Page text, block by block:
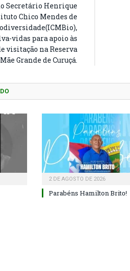
Secretário Henrique
Chico Mendes de
vidas para apoio às
visitação na Reserva
Grande de Curuçá.
2 DE AGOSTO DE 2026
Parabéns Hamilton Brito!